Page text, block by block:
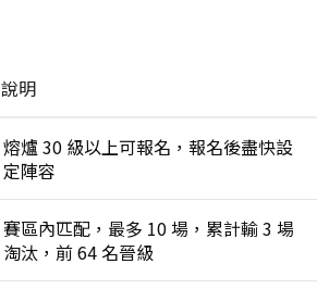
說明
熔爐 30 級以上可報名，報名後盡快設
定陣容
賽區內匹配，最多 10 場，累計輸 3 場
淘汰，前 64 名晉級